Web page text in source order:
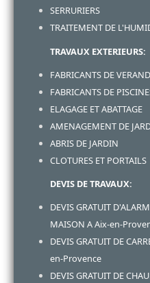
SERRURIERS
TRAITEMENT DE
TRAVAUX EXTERIEURS:
FABRICANTS DE
FABRICANTS DE
ELAGAGE ET ABATTAGE
AMENAGEMENT DE
ABRIS DE JARDIN
CLOTURES ET PORTAILS
DEVIS DE TRAVAUX:
DEVIS GRATUIT
MAISON A Aix-en-
DEVIS GRATUIT DE
en-Provence
DEVIS GRATUIT DE